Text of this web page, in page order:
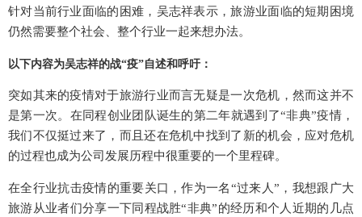
针对当前行业面临的困难，吴志祥表示，旅游业面临的短期困境
仍然需要整个社会、整个行业一起来想办法。
以下内容为吴志祥的战“疫”自述和呼吁：
突如其来的疫情对于旅游行业而言无疑是一次危机，然而这并不
是第一次。在同程创业团队诞生的第二年就遇到了“非典”疫情，
我们不仅挺过来了，而且还在危机中找到了新的机会，应对危机
的过程也成为公司发展历程中很重要的一个里程碑。
在全行业抗击疫情的重要关口，作为一名“过来人”，我想跟广大
旅游从业者们分享一下同程战胜“非典”的经历和个人近期的几点